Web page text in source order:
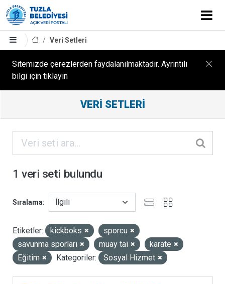
Veri Setleri
Sitemizde çerezlerden faydalanılmaktadır. Ayrıntılı
bilgi için tıklayın
Sonuçları
ORGANIZASYONLAR
KATEGORILER
ETIKETLER
LISANSLAR
VERI SETLERI
1 veri seti bulundu
Sıralama
Etiketler: kickboks
sporcu
savunma sporları
muay tai
karate
Eğitim
Kategoriler: Sosyal Hizmet